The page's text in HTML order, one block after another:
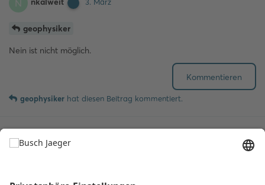
N 3. März
geophysiker
Nein ist nicht möglich.
Kommentieren
geophysiker hat diesen Beitrag kommentiert.